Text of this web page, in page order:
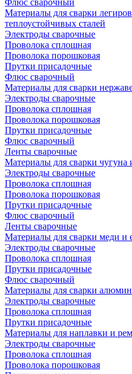
Флюс сварочный
Материалы для сварки
теплоустойчивых сталей
Электроды сварочные
Проволока сплошная
Проволока порошковая
Прутки присадочные
Флюс сварочный
Материалы для сварки
Электроды сварочные
Проволока сплошная
Проволока порошковая
Прутки присадочные
Флюс сварочный
Ленты сварочные
Материалы для сварки чугуна
Электроды сварочные
Проволока сплошная
Проволока порошковая
Прутки присадочные
Флюс сварочный
Ленты сварочные
Материалы для сварки меди и
Электроды сварочные
Проволока сплошная
Прутки присадочные
Флюс сварочный
Материалы для сварки
Электроды сварочные
Проволока сплошная
Прутки присадочные
Материалы для наплавки и
Электроды сварочные
Проволока сплошная
Проволока порошковая